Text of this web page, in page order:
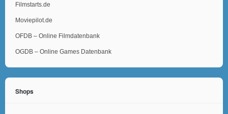
Filmstarts.de
Moviepilot.de
OFDB – Online Filmdatenbank
OGDB – Online Games Datenbank
Shops